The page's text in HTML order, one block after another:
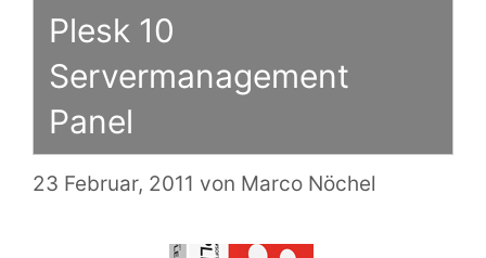
Plesk 10
Servermanagement
Panel
23 Februar, 2011 von Marco Nöchel